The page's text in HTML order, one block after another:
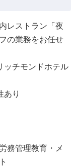
レストラン「夜
の業務をお任せ
ッチモンドホテル
あり
務管理教育・メ